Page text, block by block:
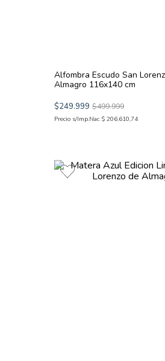
Alfombra Escudo San
Almagro 116x140 cm
$499.999
$249.999
Precio s/Imp.Nac $ 206.610,74